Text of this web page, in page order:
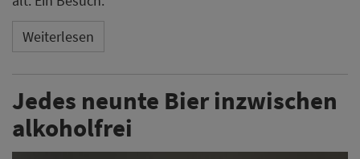
Weiterlesen
Jedes neunte Bier inzwischen
alkoholfrei